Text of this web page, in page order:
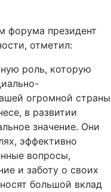
форума президент
отметил:
роль, которую
огромной страны
в развитии
значение. Они
эффективно
вопросы,
и заботу о своих
большой вклад